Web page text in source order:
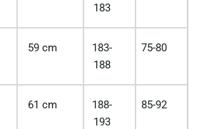
183
59 cm
183-
188
75-80
61 cm
188-
193
85-92